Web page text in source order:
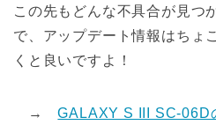
この先もどんな不具合が見つ
で、アップデート情報はちょ
くと良いですよ！
→GALAXY S III SC-06D